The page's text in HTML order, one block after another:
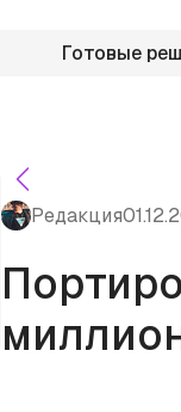
Готовые
Редакция